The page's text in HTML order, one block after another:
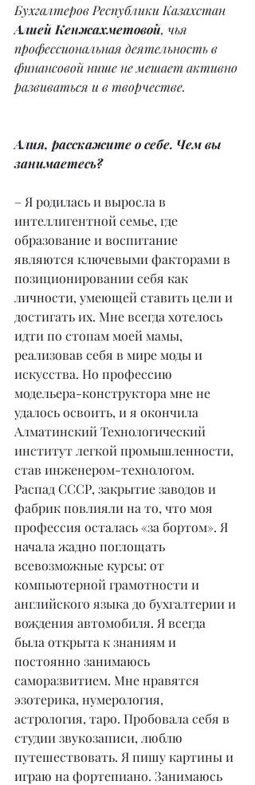
Бухгалтеров Республики Казахстан
Алией Кенжахметовой, чья
профессиональная деятельность в
финансовой нише не мешает активно
развиваться и в творчестве.
Алия, расскажите о себе. Чем вы
занимаетесь?
– Я родилась и выросла в
интеллигентной семье, где
образование и воспитание
являются ключевыми факторами в
позиционировании себя как
личности, умеющей ставить цели и
достигать их. Мне всегда хотелось
идти по стопам моей мамы,
реализовав себя в мире моды и
искусства. Но профессию
модельера-конструктора мне не
удалось освоить, и я окончила
Алматинский Технологический
институт легкой промышленности,
став инженером-технологом.
Распад СССР, закрытие заводов и
фабрик повлияли на то, что моя
профессия осталась «за бортом». Я
начала жадно поглощать
всевозможные курсы: от
компьютерной грамотности и
английского языка до бухгалтерии и
вождения автомобиля. Я всегда
была открыта к знаниям и
постоянно занимаюсь
саморазвитием. Мне нравятся
эзотерика, нумерология,
астрология, таро. Пробовала себя в
студии звукозаписи, люблю
путешествовать. Я пишу картины и
играю на фортепиано. Занимаюсь